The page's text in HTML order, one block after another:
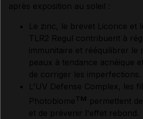
après exposition au soleil :
Le zinc, le brevet Licorice et
TLR2 Regul contribuent à
immunitaire et rééquilibrer le
peaux à tendance acnéique
de corriger les imperfections.
L'UV Defense Complex, les
PhotobiomeTM permettent
et de prévenir l'effet rebond.